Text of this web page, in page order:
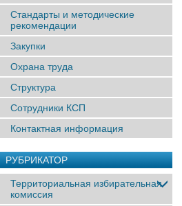
Стандарты и методические
рекомендации
Закупки
Охрана труда
Структура
Сотрудники КСП
Контактная информация
РУБРИКАТОР
Территориальная избирательная
комиссия